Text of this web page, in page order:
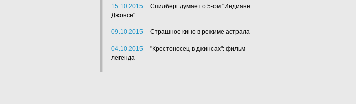
15.10.2015
Спилберг думает о 5-ом "Индиане
Джонсе"
09.10.2015 Страшное кино в режиме астрала
04.10.2015
"Крестоносец в джинсах": фильм-
легенда